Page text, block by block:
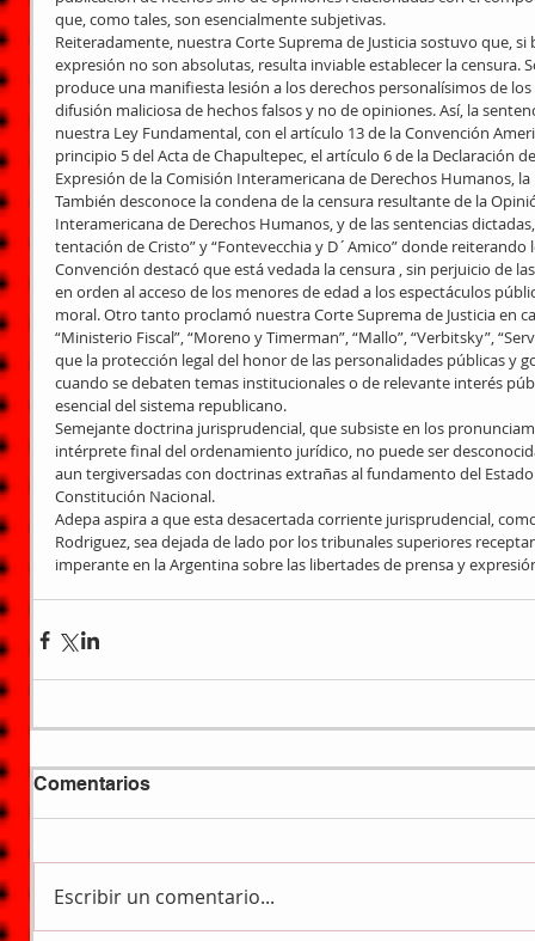
que, como tales, son esencialmente subjetivas.
Reiteradamente, nuestra Corte Suprema de Justicia sostuvo que,
expresión no son absolutas, resulta inviable establecer la censura.
produce una manifiesta lesión a los derechos personalísimos de
difusión maliciosa de hechos falsos y no de opiniones. Así, la
nuestra Ley Fundamental, con el artículo 13 de la Convención
principio 5 del Acta de Chapultepec, el artículo 6 de la Declaración
Expresión de la Comisión Interamericana de Derechos Humanos, la
También desconoce la condena de la censura resultante de la
Interamericana de Derechos Humanos, y de las sentencias
tentación de Cristo” y “Fontevecchia y D´Amico” donde
Convención destacó que está vedada la censura , sin perjuicio de
en orden al acceso de los menores de edad a los espectáculos
moral. Otro tanto proclamó nuestra Corte Suprema de Justicia en
“Ministerio Fiscal”, “Moreno y Timerman”, “Mallo”, “Verbitsky”,
que la protección legal del honor de las personalidades públicas y
cuando se debaten temas institucionales o de relevante interés
esencial del sistema republicano.
Semejante doctrina jurisprudencial, que subsiste en los
intérprete final del ordenamiento jurídico, no puede ser
aun tergiversadas con doctrinas extrañas al fundamento del
Constitución Nacional.
Adepa aspira a que esta desacertada corriente jurisprudencial,
Rodriguez, sea dejada de lado por los tribunales superiores
imperante en la Argentina sobre las libertades de prensa y
Comentarios
Escribir un comentario...